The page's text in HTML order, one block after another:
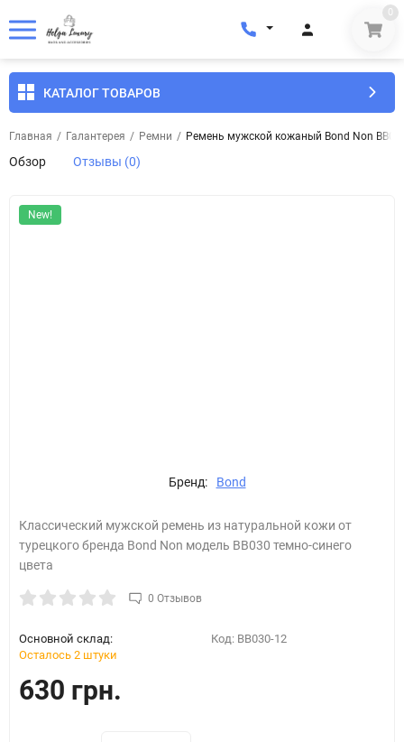
0
КАТАЛОГ ТОВАРОВ
Главная / Галантерея / Ремни / Ремень мужской кожаный Bond Non
Обзор Отзывы (0)
New!
Бренд: Bond
Классический мужской ремень из натуральной кожи от
турецкого бренда Bond Non модель BB030 темно-синего
цвета
0 Отзывов
Основной склад:
Осталось 2 штуки
Код: BB030-12
630 грн.